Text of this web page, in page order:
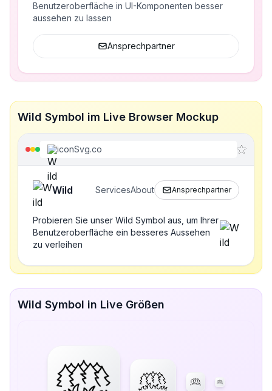
Benutzeroberfläche in UI-Komponenten besser
aussehen zu lassen
Ansprechpartner
Wild Symbol im Live Browser Mockup
iconSvg.co
Wild ServicesAbout Ansprechpartner
Probieren Sie unser Wild Symbol aus, um Ihrer
Benutzeroberfläche ein besseres Aussehen
zu verleihen
Wild Symbol in Live Größen